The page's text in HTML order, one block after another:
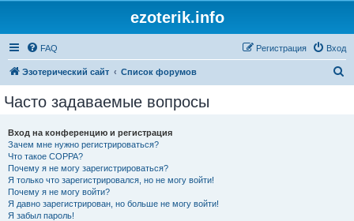
ezoterik.info
FAQ Вход
Регистрация
Эзотерический сайт Список форумов
Часто задаваемые вопросы
Вход на конференцию и регистрация
Зачем мне нужно регистрироваться?
Что такое COPPA?
Почему я не могу зарегистрироваться?
Я только что зарегистрировался, но не могу войти!
Почему я не могу войти?
Я давно зарегистрирован, но больше не могу войти!
Я забыл пароль!